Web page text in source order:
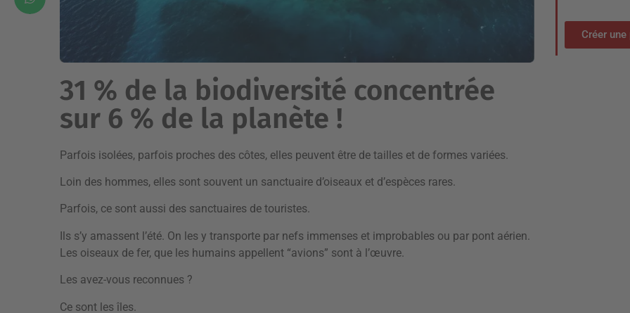
31 % de la biodiversité concentrée
sur 6 % de la planète !
Parfois isolées, parfois proches des côtes, elles peuvent être de tailles et de formes variées.
Loin des hommes, elles sont souvent un sanctuaire d’oiseaux et d’espèces rares.
Parfois, ce sont aussi des sanctuaires de touristes.
Ils s’y amassent l’été. On les y transporte par nefs immenses et improbables ou par pont aérien.
Les oiseaux de fer, que les humains appellent “avions” sont à l’œuvre.
Les avez-vous reconnues ?
Ce sont les îles.
Créer